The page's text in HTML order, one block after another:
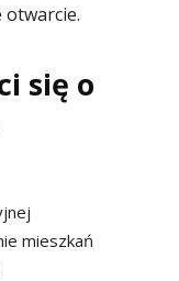
się o
mieszkań